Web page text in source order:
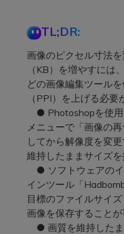
TL;DR:
画像のピクセル寸法
（KB）を増やすには
どの画像編集ツール
（PPI）を上げる必要
● Photoshopを使用
メニューで「画像の
してから解像度を変
維持したままサイズを
● ソフトウェアのイ
インツール「
目標のファイルサイ
画像を保存することが
● 画質を維持したま